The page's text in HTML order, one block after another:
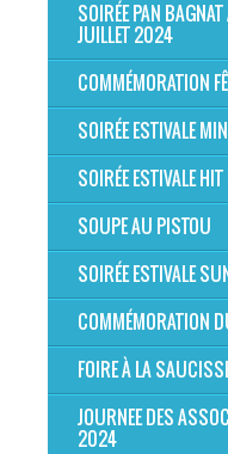
SOIRÉE PAN
JUILLET 2024
COMMÉMORATION
SOIRÉE ESTIVALE
SOIRÉE ESTIVALE
SOUPE AU PISTOU
SOIRÉE ESTIVALE
COMMÉMORATION
FOIRE À LA
JOURNEE DES
2024